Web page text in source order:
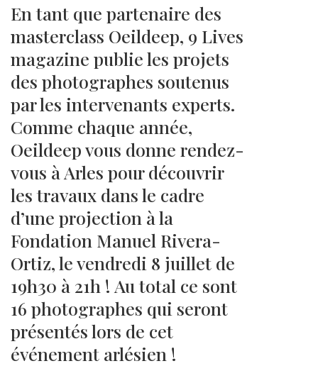
En tant que partenaire des
masterclass Oeildeep, 9 Lives
magazine publie les projets
des photographes soutenus
par les intervenants experts.
Comme chaque année,
Oeildeep vous donne rendez-
vous à Arles pour découvrir
les travaux dans le cadre
d’une projection à la
Fondation Manuel Rivera-
Ortiz, le vendredi 8 juillet de
19h30 à 21h ! Au total ce sont
16 photographes qui seront
présentés lors de cet
événement arlésien !